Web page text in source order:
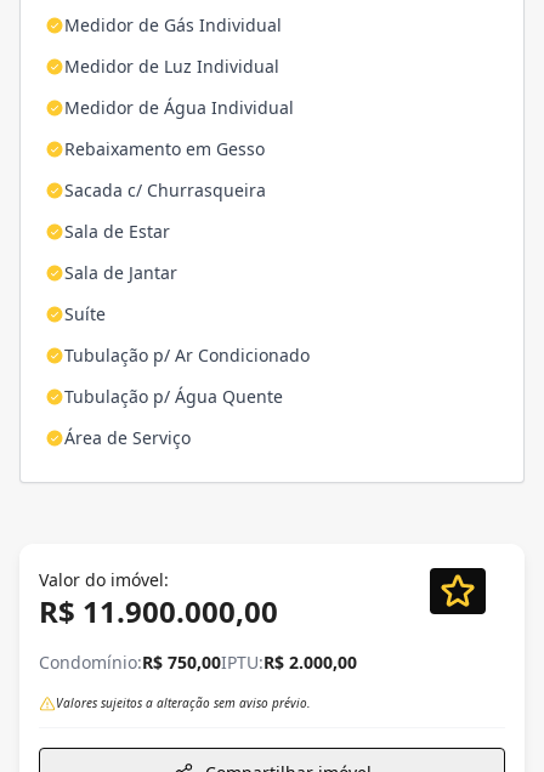
Medidor de Gás Individual
Medidor de Luz Individual
Medidor de Água Individual
Rebaixamento em Gesso
Sacada c/ Churrasqueira
Sala de Estar
Sala de Jantar
Suíte
Tubulação p/ Ar Condicionado
Tubulação p/ Água Quente
Área de Serviço
Valor do imóvel:
R$ 11.900.000,00
Condomínio:R$ 750,00IPTU:R$ 2.000,00
Valores sujeitos a alteração sem aviso prévio.